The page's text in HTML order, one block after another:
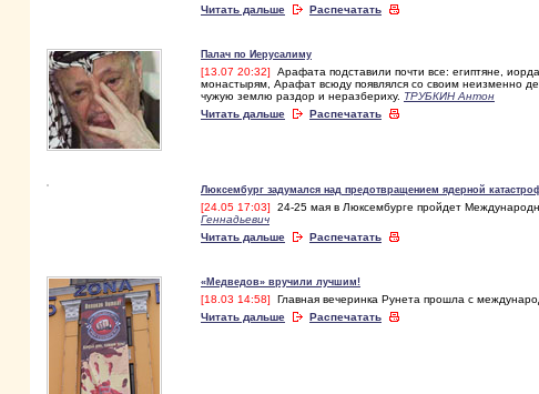
Читать дальше
Распечатать
Палач по Иерусалиму
[13.07 20:32] Арафата подставили почти все: египтяне,
монастырям, Арафат всюду появлялся со своим неизменно
чужую землю раздор и неразбериху. ТРУБКИН Антон
Читать дальше
Распечатать
Люксембург задумался над предотвращением ядерной
[24.05 17:03] 24-25 мая в Люксембурге пройдет
Геннадьевич
Читать дальше
Распечатать
«Медведов» вручили лучшим!
[18.03 14:58] Главная вечеринка Рунета прошла с
Читать дальше
Распечатать